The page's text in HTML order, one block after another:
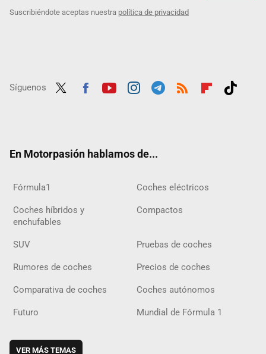
Suscribiéndote aceptas nuestra política de privacidad
Síguenos
En Motorpasión hablamos de...
Fórmula1 Coches eléctricos
Coches híbridos y
enchufables
Compactos
SUV Pruebas de coches
Rumores de coches Precios de coches
Comparativa de coches Coches autónomos
Futuro Mundial de Fórmula 1
VER MÁS TEMAS